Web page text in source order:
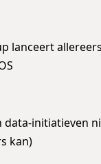
lanceert
data-initiatieven
kan)